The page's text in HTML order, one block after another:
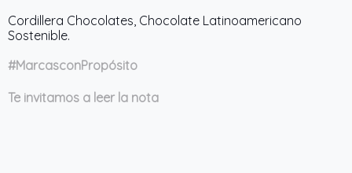
Cordillera Chocolates, Chocolate Latinoamericano
Sostenible.
#MarcasconPropósito
Te invitamos a leer la nota